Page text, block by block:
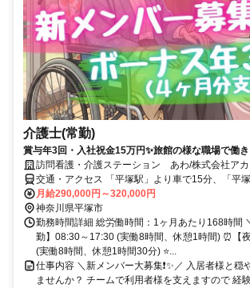
介護士(常勤)
賞与年3回・入社祝金15万円✨旅館の様な職場で働
訪問看護・介護ステーション あわ/株式会社アカ
交通・アクセス 「平塚駅」より車で15分、「平
⇒バス停「下出縄」より徒歩5分 ★車・バイク・
Ｋ(無料駐車場完備) ★交通費規定内支給
月給290,000円～320,000円
神奈川県平塚市
勤務時間詳細 総労働時間：1ヶ月あたり168時間
勤】08:30～17:30 (実働8時間、休憩1時間) ⏰【
(実働8時間、休憩1時間30分) ⭐...
仕事内容 ＼新メンバー大募集❗✨／ 入居者様と穏
ませんか？ チームで利用者様を支えますので 経